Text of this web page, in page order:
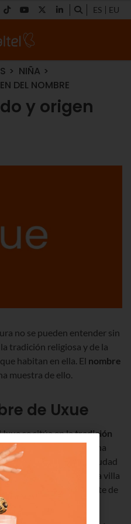
ES EU
NIÑA
DEL NOMBRE
y origen
no se pueden entender sin
tradición religiosa y de la
habitan en ella. El nombre
muestra de ello.
de Uxue
se sitúa en latradición
. Todo comienza en una
más de 50 km de la ciudad
popular dice que en esa villa
y salía constantemente de